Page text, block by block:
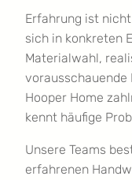
Erfahrung ist
sich in konkreten
Materialwahl,
vorausschauende
Hooper Home
kennt häufige
Unsere Teams
erfahrenen